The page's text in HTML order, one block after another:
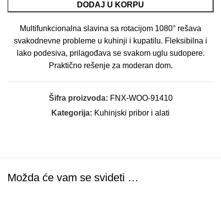
DODAJ U KORPU
Multifunkcionalna slavina sa rotacijom 1080° rešava
svakodnevne probleme u kuhinji i kupatilu. Fleksibilna i
lako podesiva, prilagođava se svakom uglu sudopere.
Praktično rešenje za moderan dom.
Šifra proizvoda: FNX-WOO-91410
Kategorija: Kuhinjski pribor i alati
Možda će vam se svideti …